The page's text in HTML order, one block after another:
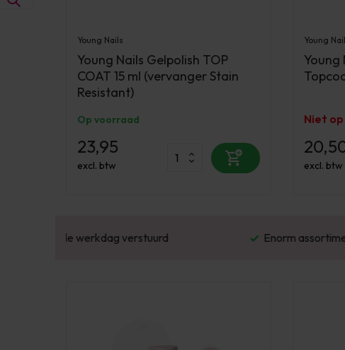
Young Nails
Young Nails Gelpolish TOP
COAT 15 ml (vervanger Stain
Resistant)
Op voorraad
23,95
excl. btw
Young
Young
Niet
excl. btw
Enorm assortiment & alle bekende merken